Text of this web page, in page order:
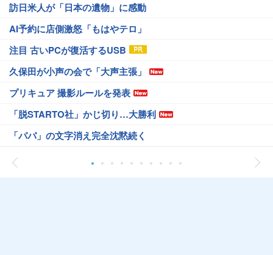
訪日米人が「日本の遺物」に感動
AI予約に店側激怒「もはやテロ」
注目 古いPCが復活するUSB
久保田が小声の会で「大声主張」
プリキュア 撮影ルールを発表
「脱STARTO社」かじ切り…大勝利
「パパ」の文字消え完全沈黙続く